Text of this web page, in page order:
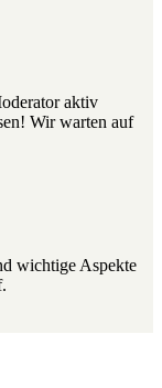
aktiv
Wir warten auf
wichtige Aspekte